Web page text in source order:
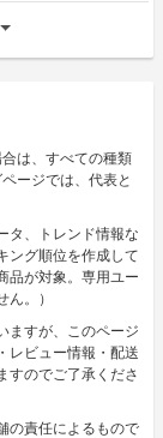
は、すべての種類
ージでは、代表と
タ、トレンド情報な
ング順位を作成して
品が対象。専用ユー
。）
ますが、このページ
レビュー情報・配送
すのでご了承くださ
の責任によるもので